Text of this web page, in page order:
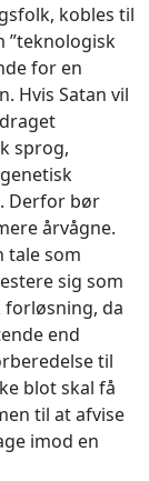
kobles til
”teknologisk
for en
Hvis Satan vil
sprog,
Derfor bør
årvågne.
tale som
sig som
da
end
til
blot skal få
til at afvise
imod en